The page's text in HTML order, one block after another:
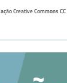
Creative Commons